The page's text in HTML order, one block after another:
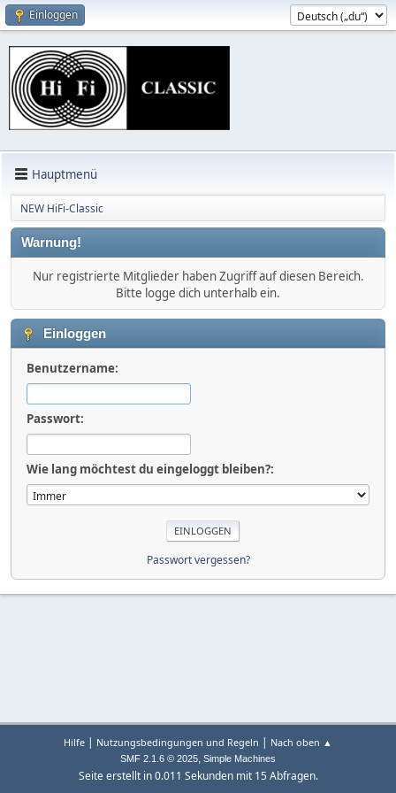
Einloggen
Hauptmenü
NEW HiFi-Classic
Warnung!
Nur registrierte Mitglieder haben Zugriff auf diesen Bereich.
Bitte logge dich unterhalb ein.
Einloggen
Benutzername:
Passwort:
Wie lang möchtest du eingeloggt bleiben?:
Passwort vergessen?
Hilfe | Nutzungsbedingungen und Regeln | Nach oben ▲
SMF 2.1.6 © 2025, Simple Machines
Seite erstellt in 0.011 Sekunden mit 15 Abfragen.